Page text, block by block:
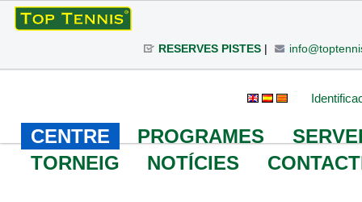
Ves
al
|
navegació
RESERVES PISTES|
CENTRE PROGRAMES
TORNEIG
NOTÍCIES